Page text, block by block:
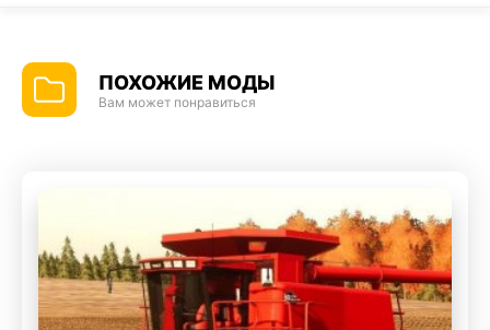
ПОХОЖИЕ МОДЫ
Вам может понравиться